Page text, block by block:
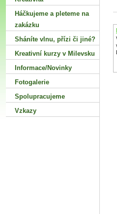
Háčkujeme a pleteme na
zakázku
Sháníte vlnu‚ přízi či jiné?
Kreativní kurzy v Milevsku
Informace/Novinky
Fotogalerie
Spolupracujeme
Vzkazy